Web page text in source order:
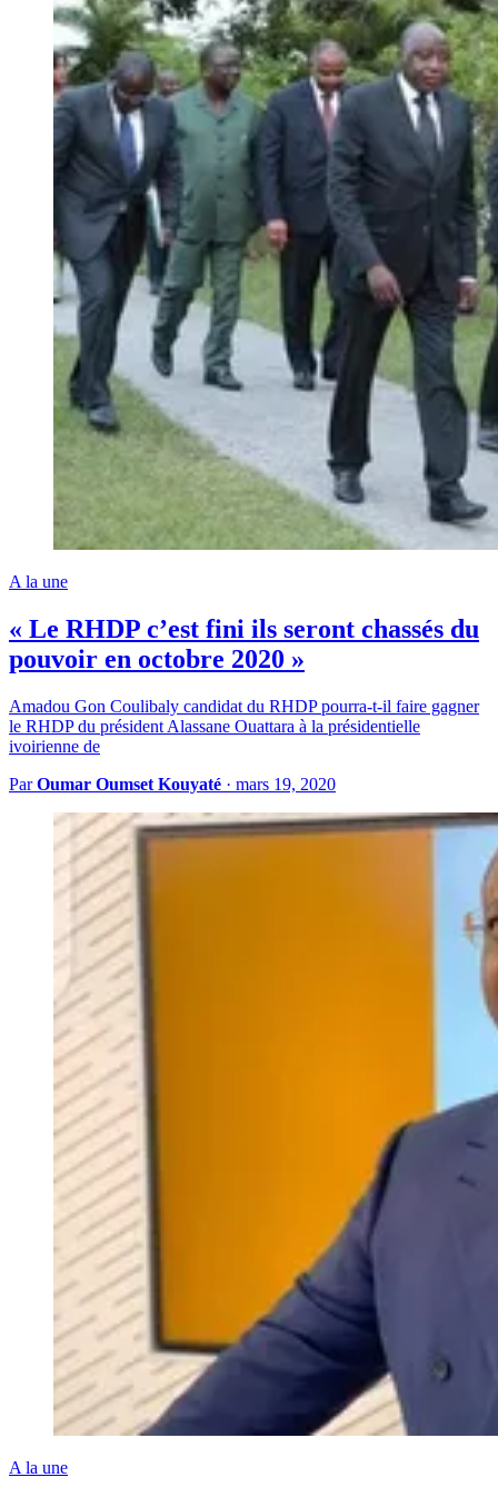
A la une
« Le RHDP c’est fini ils seront chassés du
pouvoir en octobre 2020 »
Amadou Gon Coulibaly candidat du RHDP pourra-t-il faire gagner
le RHDP du président Alassane Ouattara à la présidentielle
ivoirienne de
ParOumar Oumset Kouyaté · mars 19, 2020
A la une